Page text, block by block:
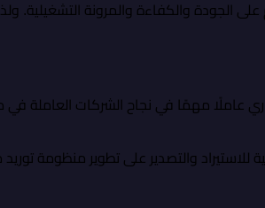
الجودة والكفاءة والمرونة التشغيلية.
عاملًا مهمًا في نجاح الشركات العاملة في
للاستيراد والتصدير على تطوير منظومة